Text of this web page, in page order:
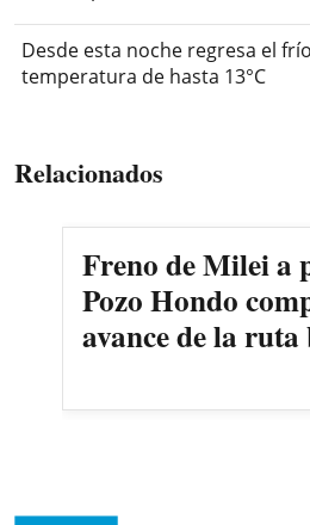
Desde esta noche regresa el
temperatura de hasta 13°C
Relacionados
Freno de Milei a
Pozo Hondo
avance de la ruta